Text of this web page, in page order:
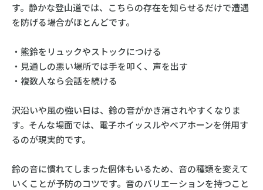
す。静かな登山道では、こちらの存在を知らせるだけで遭遇
を防げる場合がほとんどです。
・熊鈴をリュックやストックにつける
・見通しの悪い場所では手を叩く、声を出す
・複数人なら会話を続ける
沢沿いや風の強い日は、鈴の音がかき消されやすくなりま
す。そんな場面では、電子ホイッスルやベアホーンを併用す
るのが現実的です。
鈴の音に慣れてしまった個体もいるため、音の種類を変えて
いくことが予防のコツです。音のバリエーションを持つこと